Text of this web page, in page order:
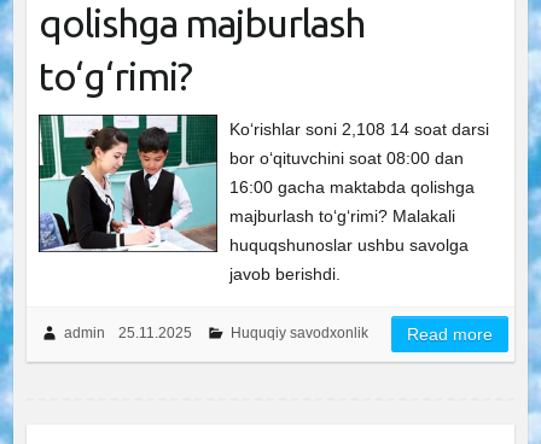
qolishga majburlash
to‘g‘rimi?
Ko‘rishlar soni 2,108 14 soat darsi
bor o‘qituvchini soat 08:00 dan
16:00 gacha maktabda qolishga
majburlash to‘g‘rimi? Malakali
huquqshunoslar ushbu savolga
javob berishdi.
admin 25.11.2025 Huquqiy savodxonlik Read more